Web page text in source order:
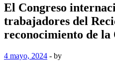
El Congreso
trabajadores del
reconocimiento de
4 mayo, 2024 - by